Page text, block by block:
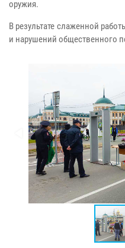
оружия.
В результате слаженной
и нарушений общественного